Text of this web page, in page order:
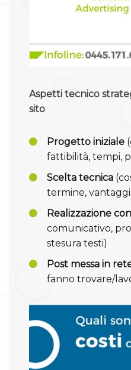
Aspetti tecnico
sito
Progetto iniziale
fattibilità, tempi,
Scelta tecnica
termine,
Realizzazione
comunicativo,
stesura testi)
Post messa in
fanno trovare/